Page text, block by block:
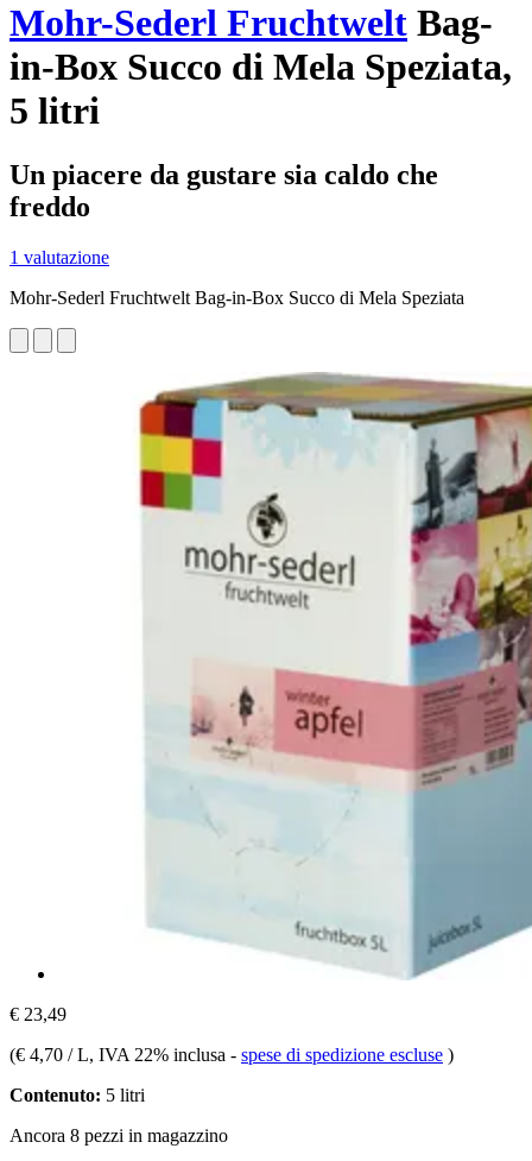
Mohr-Sederl Fruchtwelt Bag-
in-Box Succo di Mela Speziata,
5 litri
Un piacere da gustare sia caldo che
freddo
1 valutazione
Mohr-Sederl Fruchtwelt Bag-in-Box Succo di Mela Speziata
€ 23,49
(€ 4,70 / L, IVA 22% inclusa - spese di spedizione escluse )
Contenuto: 5 litri
Ancora 8 pezzi in magazzino